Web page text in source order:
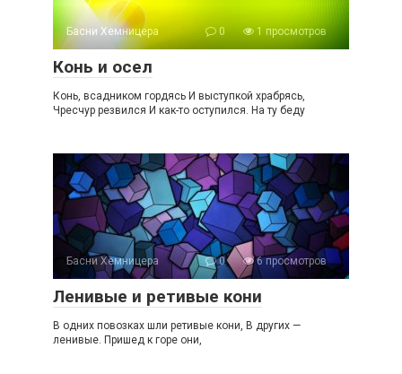
Басни Хемницера 0 1 просмотров
Конь и осел
Конь, всадником гордясь И выступкой храбрясь,
Чресчур резвился И как-то оступился. На ту беду
Басни Хемницера 0 6 просмотров
Ленивые и ретивые кони
В одних повозках шли ретивые кони, В других —
ленивые. Пришед к горе они,